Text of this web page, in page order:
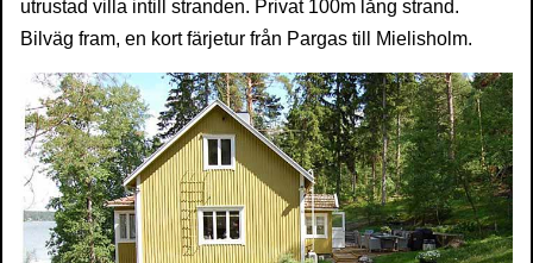
utrustad villa intill stranden. Privat 100m lång strand.
Bilväg fram, en kort färjetur från Pargas till Mielisholm.